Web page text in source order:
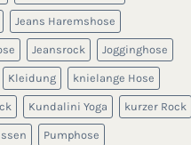
Jeans Haremshose
Jeansrock Jogginghose
Kleidung knielange Hose
Kundalini Yoga kurzer Rock
Pumphose